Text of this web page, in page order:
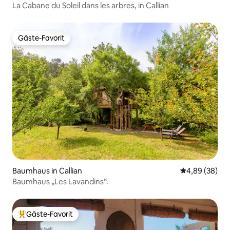
La Cabane du Soleil dans les arbres, in Callian
Gäste-Favorit
Gäste-Favorit
Baumhaus in Callian
4,89 (38)
Baumhaus „Les Lavandins“.
Beliebter Gäste-Favorit.
Gäste-Favorit